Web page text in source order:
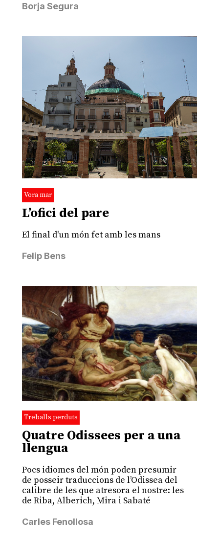
Borja Segura
Vora mar
L’ofici del pare
El final d'un món fet amb les mans
Felip Bens
Treballs perduts
Quatre Odissees per a una
llengua
Pocs idiomes del món poden presumir
de posseir traduccions de l’Odissea del
calibre de les que atresora el nostre: les
de Riba, Alberich, Mira i Sabaté
Carles Fenollosa